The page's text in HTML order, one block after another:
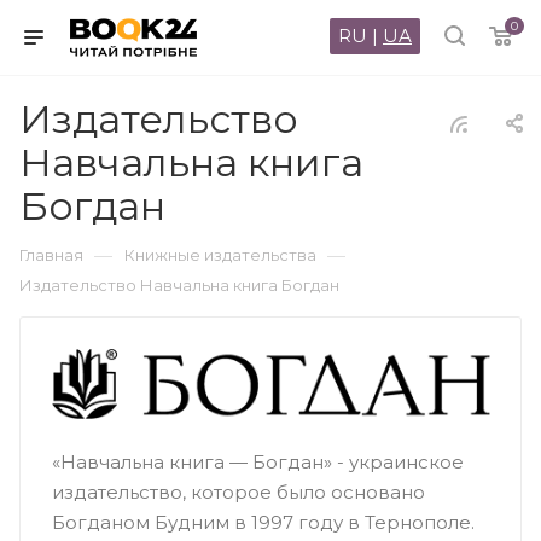
0
RU | UA
Издательство
Навчальна книга
Богдан
Главная — Книжные издательства —
Издательство Навчальна книга Богдан
«Навчальна книга — Богдан» - украинское
издательство, которое было основано
Богданом Будним в 1997 году в Тернополе.